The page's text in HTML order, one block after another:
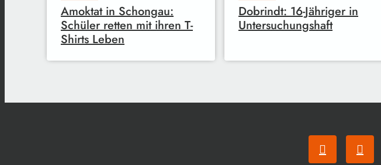
Amoktat in Schongau:
Schüler retten mit ihren T-
Shirts Leben
Dobrindt: 16-Jähriger in
Untersuchungshaft